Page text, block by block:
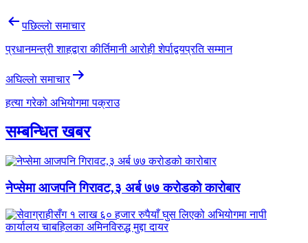
Post
navigation
पछिल्लाे समाचार
प्रधानमन्त्री शाहद्वारा कीर्तिमानी आरोही शेर्पाद्वयप्रति सम्मान
अघिल्लाे समाचार
हत्या गरेको अभियोगमा पक्राउ
सम्बन्धित खबर
नेप्सेमा आजपनि गिरावट,३ अर्ब ७७ करोडको कारोबार